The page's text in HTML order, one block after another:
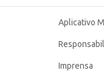
Aplicativo
Imprensa